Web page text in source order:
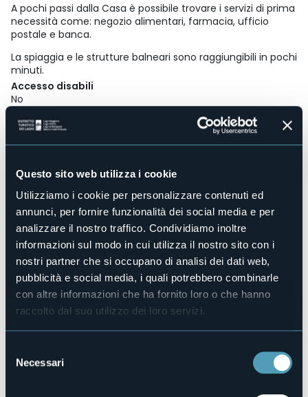
Questo sito web utilizza i cookie
Utilizziamo i cookie per personalizzare contenuti ed
annunci, per fornire funzionalità dei social media e per
analizzare il nostro traffico. Condividiamo inoltre
informazioni sul modo in cui utilizza il nostro sito con i
nostri partner che si occupano di analisi dei dati web,
pubblicità e social media, i quali potrebbero combinarle
con altre informazioni che ha fornito loro o che hanno
raccolto dal suo utilizzo dei loro servizi.
delNecessari
A pochi passi dalla Casa è possibile trovare i servizi di prima
necessità come: negozio alimentari, farmacia, ufficio
postale e banca.
La spiaggia e le strutture balneari sono raggiungibili in pochi
minuti.
Accesso disabili
No
Centro benessere
No
Sala congressi
Piscina
No
Animali ammessi
Sì
Camere
Posti letto
5
E-mail
http://www.casaalmulino.it